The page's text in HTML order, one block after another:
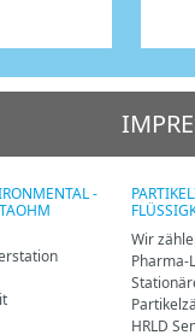
-
Wir
HRLD